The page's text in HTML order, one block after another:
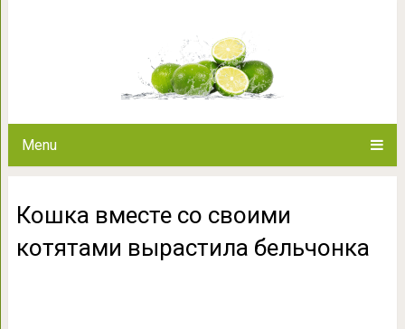
Menu
Кошка вместе со своими
котятами вырастила бельчонка